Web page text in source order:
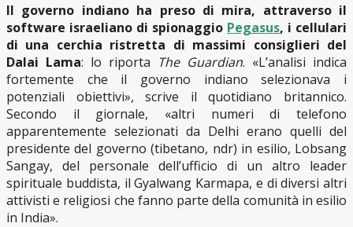
Il governo indiano ha preso di mira, attraverso il
software israeliano di spionaggio Pegasus, i cellulari
di una cerchia ristretta di massimi consiglieri del
Dalai Lama: lo riporta The Guardian. «L’analisi indica
fortemente che il governo indiano selezionava i
potenziali obiettivi», scrive il quotidiano britannico.
Secondo il giornale, «altri numeri di telefono
apparentemente selezionati da Delhi erano quelli del
presidente del governo (tibetano, ndr) in esilio, Lobsang
Sangay, del personale dell’ufficio di un altro leader
spirituale buddista, il Gyalwang Karmapa, e di diversi altri
attivisti e religiosi che fanno parte della comunità in esilio
in India».